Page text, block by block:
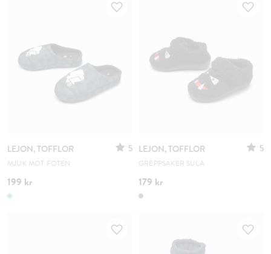
LEJON, TOFFLOR 5
MJUK MOT FOTEN
199 kr
LEJON, TOFFLOR 5
GREPPSÄKER SULA
179 kr